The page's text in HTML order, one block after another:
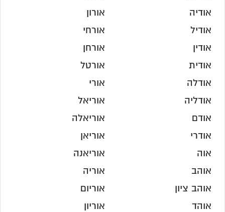
אודיה
אודיל
אודין
אודית
אודלה
אודליה
אודם
אודרי
אוה
אוהב
אוהב ציון
אוהד
אורון
אורחי
אורחן
אורטל
אורי
אוריאל
אוריאלה
אוריאן
אוריאנה
אוריה
אוריום
אוריון